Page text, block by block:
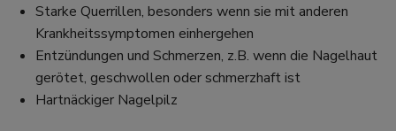
Starke Querrillen, besonders wenn sie mit anderen
Krankheitssymptomen einhergehen
Entzündungen und Schmerzen, z.B. wenn die Nagelhaut
gerötet, geschwollen oder schmerzhaft ist
Hartnäckiger Nagelpilz